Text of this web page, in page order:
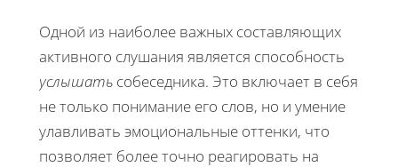
Одной из наиболее важных составляющих
активного слушания является способность
услышать собеседника. Это включает в себя
не только понимание его слов, но и умение
улавливать эмоциональные оттенки, что
позволяет более точно реагировать на